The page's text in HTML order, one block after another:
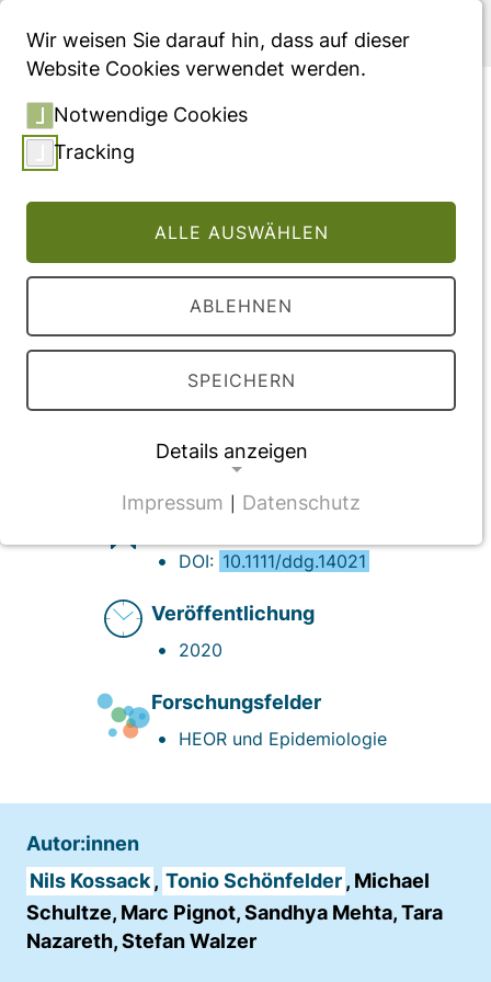
Menü
Real-World Cost Difference
in Patients With Psoriasis
Initiating Apremilast vs.
Secukinumab After
Conventional Systemic
Therapy Using German
Sickness Fund Data
Konferenzabstract für die Dermatologie
KOMPAKT & PRAXISNAH 2020, veröffentlicht
DOI: 10.1111/ddg.14021
Veröffentlichung
2020
Forschungsfelder
HEOR und Epidemiologie
Autor:innen
Nils Kossack, Tonio Schönfelder, Michael
Schultze, Marc Pignot, Sandhya Mehta, Tara
Nazareth, Stefan Walzer
Wir weisen Sie darauf hin, dass auf dieser
Website Cookies verwendet werden.
Notwendige Cookies
Tracking
ALLE AUSWÄHLEN
ABLEHNEN
SPEICHERN
Details anzeigen
NOTWENDIGE COOKIES
CMS Cookie
Name:
fe_typo_user
TYPO3
Zweck:
Cookie Laufzeit:
Sitzung
TRACKING
Wir werten das Nutzerverhalten mit
Impressum Datenschutz